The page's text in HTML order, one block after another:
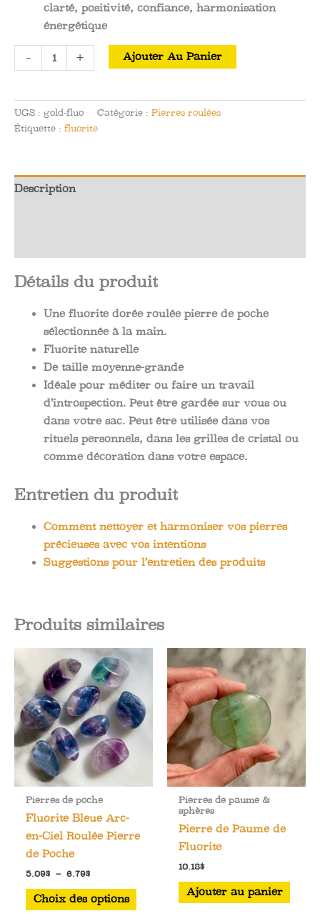
clarté, positivité, confiance, harmonisation
énergétique
-
quantité
de
Roulée
Poche
+ Ajouter Au Panier
UGS : gold-fluo Catégorie : Pierres roulées
Étiquette : fluorite
Description
Détails du produit
Une fluorite dorée roulée pierre de poche
sélectionnée à la main.
Fluorite naturelle
De taille moyenne-grande
Idéale pour méditer ou faire un travail
d’introspection. Peut être gardée sur vous ou
dans votre sac. Peut être utilisée dans vos
rituels personnels, dans les grilles de cristal ou
comme décoration dans votre espace.
Entretien du produit
Comment nettoyer et harmoniser vos pierres
précieuses avec vos intentions
Suggestions pour l’entretien des produits
Produits similaires
Pierres de poche
Fluorite Bleue Arc-
en-Ciel Roulée Pierre
de Poche
5.09$ – 6.79$Plage
prix :
5.09$
Choix des options
Ce
produit
Pierres de paume &
sphères
Pierre de Paume de
Fluorite
10.18$
Ajouter au panier